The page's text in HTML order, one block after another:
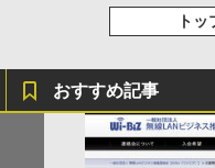
ト
おすすめ記事